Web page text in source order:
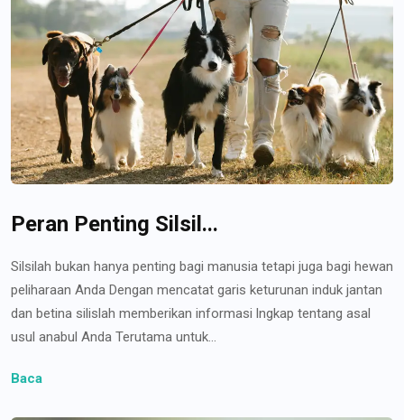
Peran Penting Silsil...
Silsilah bukan hanya penting bagi manusia tetapi juga bagi hewan
peliharaan Anda Dengan mencatat garis keturunan induk jantan
dan betina silislah memberikan informasi lngkap tentang asal
usul anabul Anda Terutama untuk...
Baca